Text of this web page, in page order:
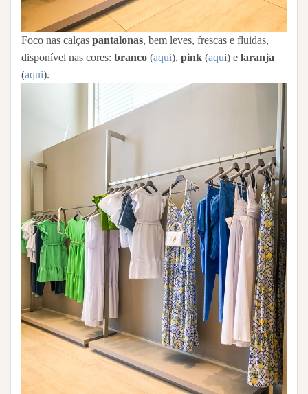
Foco nas calças pantalonas, bem leves, frescas e fluidas,
disponível nas cores: branco (aqui), pink (aqui) e laranja
(aqui).